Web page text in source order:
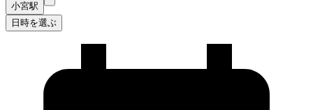
小宮駅
日時を選ぶ